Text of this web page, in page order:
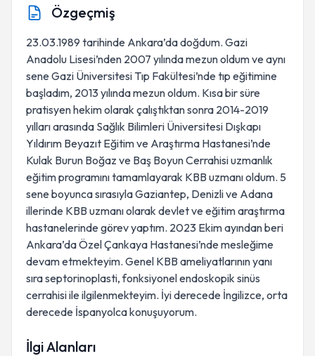
Özgeçmiş
23.03.1989 tarihinde Ankara’da doğdum. Gazi
Anadolu Lisesi’nden 2007 yılında mezun oldum ve aynı
sene Gazi Üniversitesi Tıp Fakültesi’nde tıp eğitimine
başladım, 2013 yılında mezun oldum. Kısa bir süre
pratisyen hekim olarak çalıştıktan sonra 2014-2019
yılları arasında Sağlık Bilimleri Üniversitesi Dışkapı
Yıldırım Beyazıt Eğitim ve Araştırma Hastanesi’nde
Kulak Burun Boğaz ve Baş Boyun Cerrahisi uzmanlık
eğitim programını tamamlayarak KBB uzmanı oldum. 5
sene boyunca sırasıyla Gaziantep, Denizli ve Adana
illerinde KBB uzmanı olarak devlet ve eğitim araştırma
hastanelerinde görev yaptım. 2023 Ekim ayından beri
Ankara’da Özel Çankaya Hastanesi’nde mesleğime
devam etmekteyim. Genel KBB ameliyatlarının yanı
sıra septorinoplasti, fonksiyonel endoskopik sinüs
cerrahisi ile ilgilenmekteyim. İyi derecede İngilizce, orta
derecede İspanyolca konuşuyorum.
İlgi Alanları